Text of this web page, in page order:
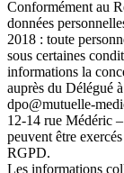
Conformément au
données
2018 : toute
sous certaines
informations la
auprès du Délégué
dpo@mutuelle-
12-14 rue Médéric
peuvent être
RGPD.
Les informations